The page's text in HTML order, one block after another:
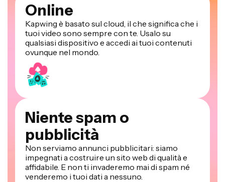
Online
Kapwing è basato sul cloud, il che significa che i
tuoi video sono sempre con te. Usalo su
qualsiasi dispositivo e accedi ai tuoi contenuti
ovunque nel mondo.
Niente spam o
pubblicità
Non serviamo annunci pubblicitari: siamo
impegnati a costruire un sito web di qualità e
affidabile. E non ti invaderemo mai di spam né
venderemo i tuoi dati a nessuno.